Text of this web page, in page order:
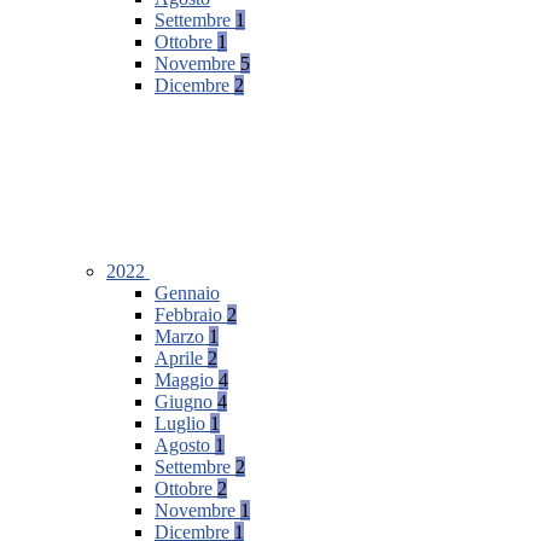
Settembre 1
Ottobre 1
Novembre 5
Dicembre 2
2022
Gennaio
Febbraio 2
Marzo 1
Aprile 2
Maggio 4
Giugno 4
Luglio 1
Agosto 1
Settembre 2
Ottobre 2
Novembre 1
Dicembre 1